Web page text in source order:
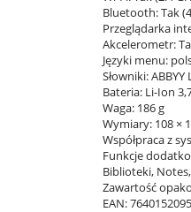
Bluetooth: Tak
Przeglądarka
Akcelerometr:
Języki menu:
Słowniki:
Bateria: Li-Ion
Waga: 186 g
Wymiary: 108 ×
Współpraca z
Funkcje
Biblioteki,
Zawartość
EAN: